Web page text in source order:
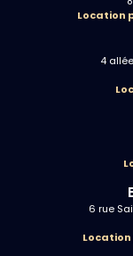
Location
4
6 rue